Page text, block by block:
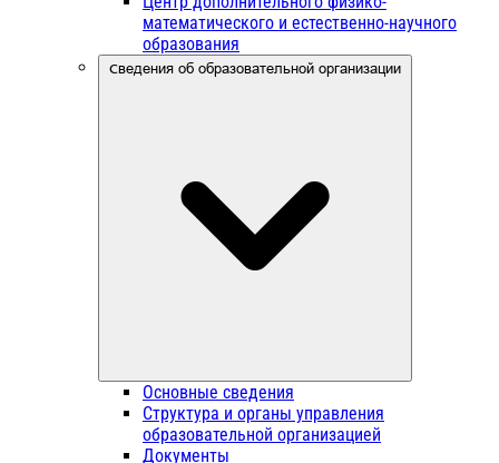
математического и естественно-научного
образования
Сведения об образовательной организации
Основные сведения
Структура и органы управления
образовательной организацией
Документы